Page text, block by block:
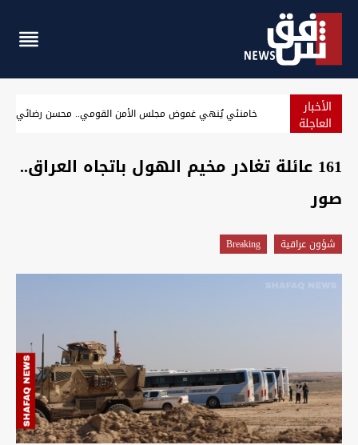
الأخبار
العاجلة
"كمية كبيرة من الكباب الدسم" تنتهي بوفاة مريض في العراق
خامنئي يُنهي غموض مجلس الأمن
161 عائلة تغادر مخيم الهول باتجاه العراق..
صور
شؤون عراقية Breaking